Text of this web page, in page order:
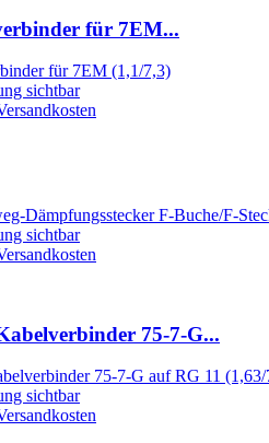
für 7EM...
sichtbar
sichtbar
75-7-G...
sichtbar